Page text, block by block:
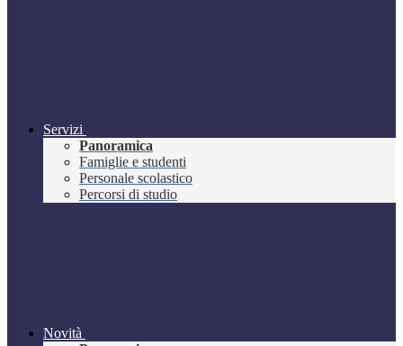
Servizi
Panoramica
Famiglie e studenti
Personale scolastico
Percorsi di studio
Novità